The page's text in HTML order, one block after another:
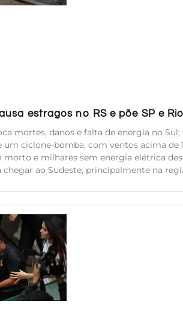
estragos no RS e põe SP e
mortes, danos e falta de energia no
um ciclone-bomba, com ventos acima de
e milhares sem energia elétrica
ao Sudeste, principalmente na